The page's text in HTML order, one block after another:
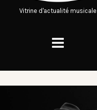
Vitrine d'actualité musicale